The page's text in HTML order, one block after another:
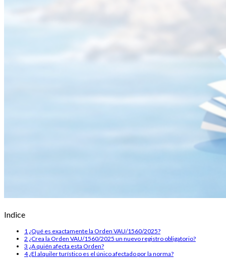
Indice
1 ¿Qué es exactamente la Orden VAU/1560/2025?
2 ¿Crea la Orden VAU/1560/2025 un nuevo registro obligatorio?
3 ¿A quién afecta esta Orden?
4¿El alquiler turístico es el único afectado por la norma?